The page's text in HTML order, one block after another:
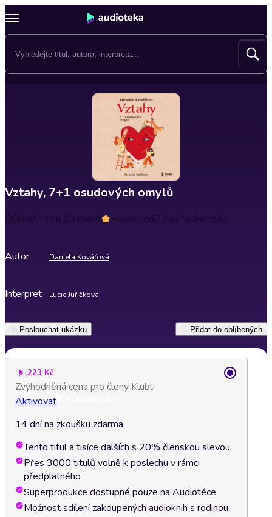
Vztahy, 7+1 osudových omylů
Délka8 hodin 10 minut Hodnocení2.8(6 hodnocení)
Autor Daniela Kovářová
Interpret Lucie Juřičková
Poslouchat ukázku Přidat do oblíbených
223 Kč
Zvýhodněná cena pro členy Klubu
Aktivovat
14 dní na zkoušku zdarma
Tento titul a tisíce dalších s 20% členskou slevou
Přes 3000 titulů volně k poslechu v rámci
předplatného
Superprodukce dostupné pouze na Audiotéce
Možnost sdílení zakoupených audioknih s rodinou